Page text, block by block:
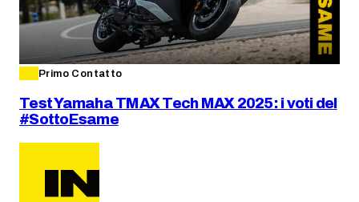
Primo Contatto
Test Yamaha TMAX Tech MAX 2025: i voti del
#SottoEsame